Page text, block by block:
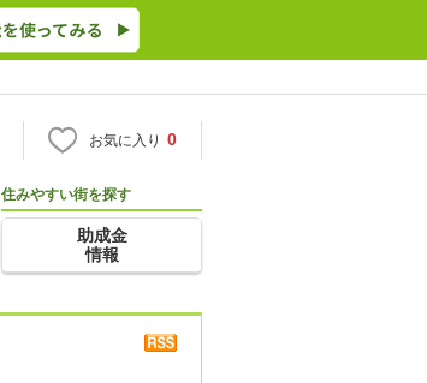
お気に入り 0
住みやすい街を探す
助成金
情報